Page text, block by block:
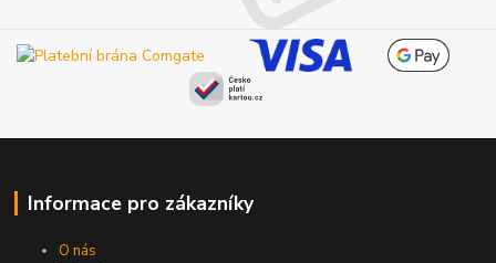
Informace pro zákazníky
O nás